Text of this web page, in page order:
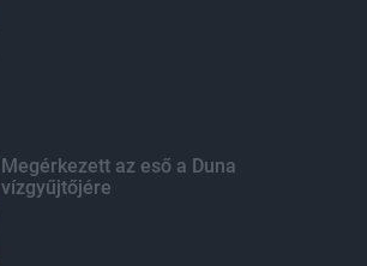
Megérkezett az eső a Duna
vízgyűjtőjére